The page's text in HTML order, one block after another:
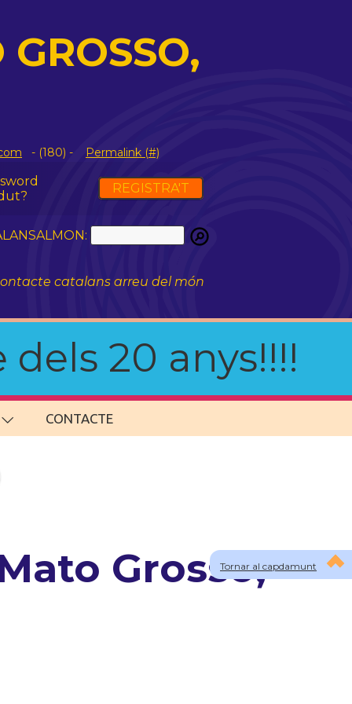
- (180) - Permalink (#)
REGISTRA'T
catalans arreu del món
20 anys!!!!
CONTACTE
Tornar al capdamunt
Grosso,